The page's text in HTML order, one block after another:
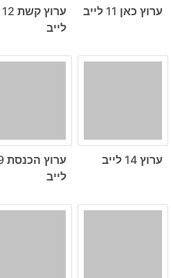
ערוץ כאן 11 לייב
ערוץ קשת 12
לייב
ערוץ 14 לייב
לייב